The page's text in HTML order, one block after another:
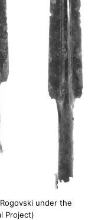
under the
Project)